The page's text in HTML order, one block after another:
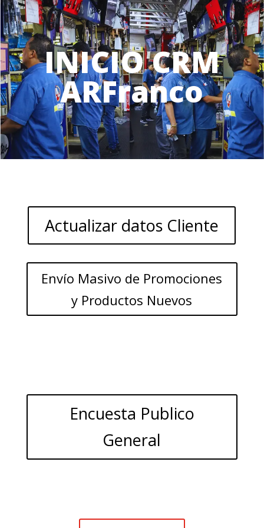
INICIO CRM
ARFranco
Actualizar datos Cliente
Envío Masivo de Promociones
y Productos Nuevos
Encuesta Publico
General